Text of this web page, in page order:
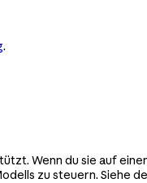
.
Wenn du sie auf
zu steuern. Siehe